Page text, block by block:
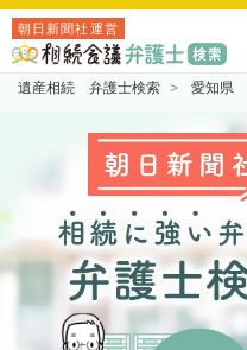
朝日新聞社運営
遺産相続 弁護士検索 愛知県